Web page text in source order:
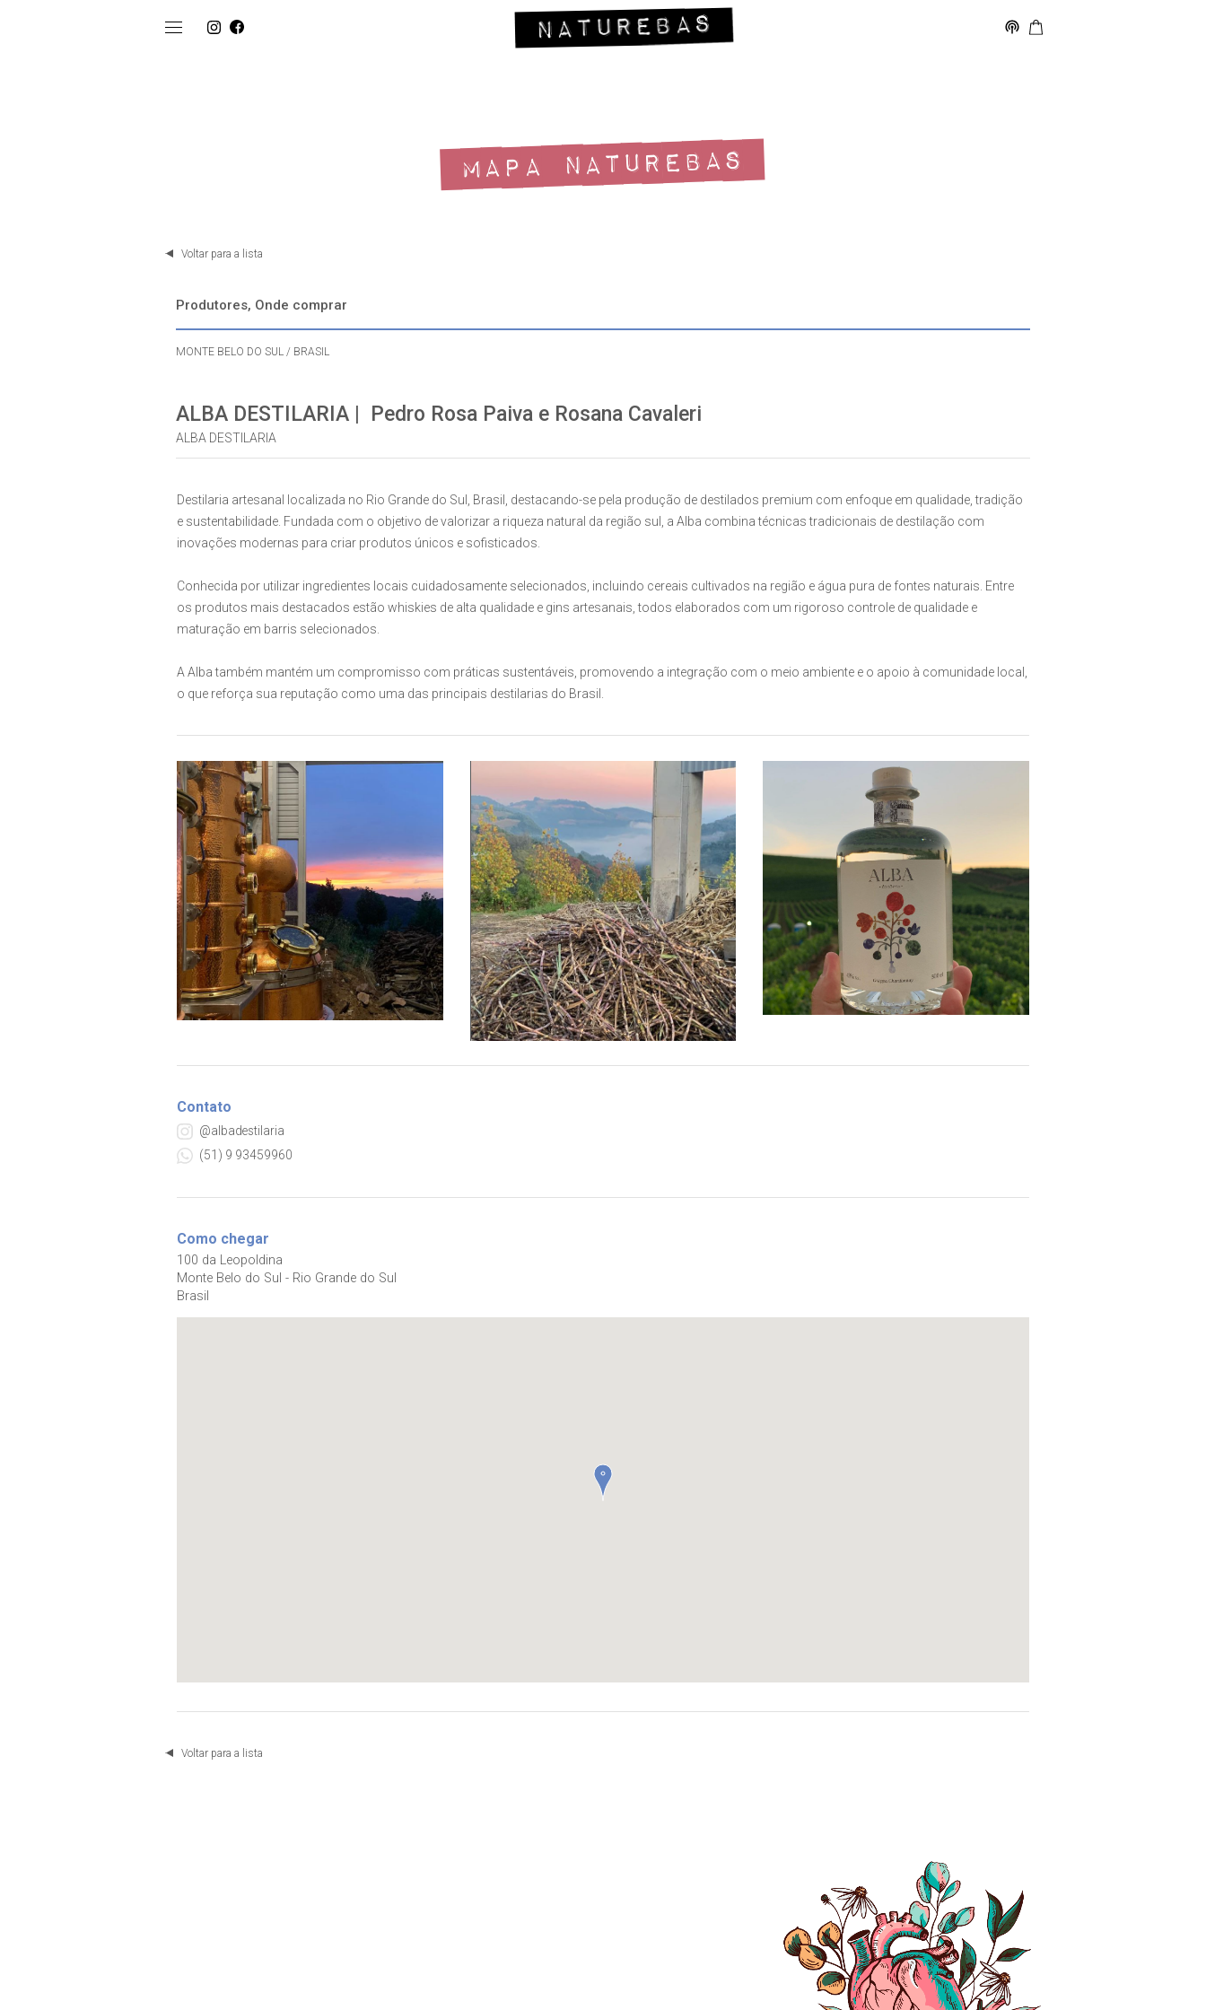
MAPA NATUREBAS
Voltar para a lista
Produtores, Onde comprar
MONTE BELO DO SUL / BRASIL
ALBA DESTILARIA | Pedro Rosa Paiva e Rosana Cavaleri
ALBA DESTILARIA
Destilaria artesanal localizada no Rio Grande do Sul, Brasil, destacando-se pela produção de destilados premium com enfoque em qualidade, tradição
e sustentabilidade. Fundada com o objetivo de valorizar a riqueza natural da região sul, a Alba combina técnicas tradicionais de destilação com
inovações modernas para criar produtos únicos e sofisticados.
Conhecida por utilizar ingredientes locais cuidadosamente selecionados, incluindo cereais cultivados na região e água pura de fontes naturais. Entre
os produtos mais destacados estão whiskies de alta qualidade e gins artesanais, todos elaborados com um rigoroso controle de qualidade e
maturação em barris selecionados.
A Alba também mantém um compromisso com práticas sustentáveis, promovendo a integração com o meio ambiente e o apoio à comunidade local,
o que reforça sua reputação como uma das principais destilarias do Brasil.
Contato
@albadestilaria
(51) 9 93459960
Como chegar
100 da Leopoldina
Monte Belo do Sul - Rio Grande do Sul
Brasil
Voltar para a lista